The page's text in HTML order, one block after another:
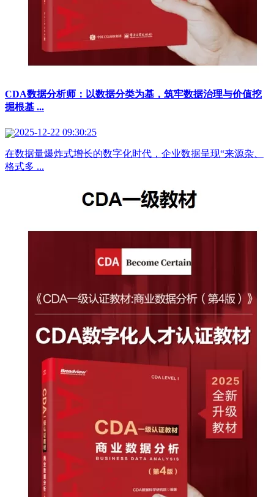
CDA数据分析师：以数据分类为基，筑牢数据治理与价值挖
掘根基 ...
2025-12-22 09:30:25
在数据量爆炸式增长的数字化时代，企业数据呈现“来源杂、
格式多 ...